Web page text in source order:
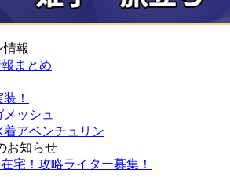
情報
まとめ
！
ッシュ
着アベンチュリン
お知らせ
宅！攻略ライター募集！